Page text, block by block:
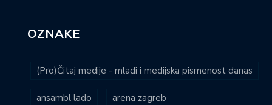
OZNAKE
(Pro)Čitaj medije - mladi i medijska pismenost danas
ansambl lado arena zagreb